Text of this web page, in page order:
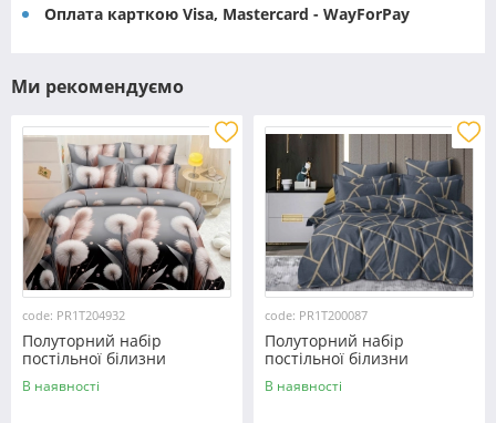
Оплата карткою Visa, Mastercard - WayForPay
Ми рекомендуємо
code: PR1T204932
Полуторний набір
постільної білизни
150*220 із полікотону
№204932 Черешенька™
В наявності
code: PR1T200087
Полуторний набір
постільної білизни
150*220 із полікотону
№200087 Черешенька™
В наявності